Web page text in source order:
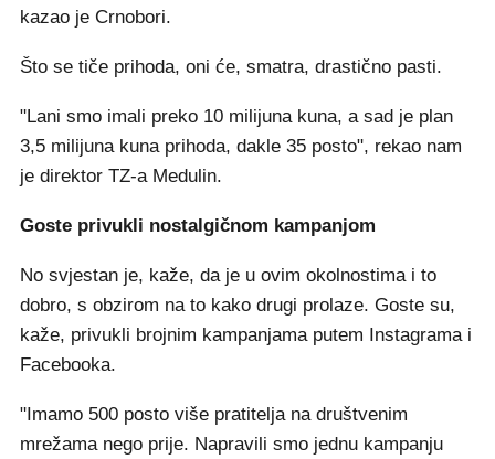
kazao je Crnobori.
Što se tiče prihoda, oni će, smatra, drastično pasti.
"Lani smo imali preko 10 milijuna kuna, a sad je plan
3,5 milijuna kuna prihoda, dakle 35 posto", rekao nam
je direktor TZ-a Medulin.
Goste privukli nostalgičnom kampanjom
No svjestan je, kaže, da je u ovim okolnostima i to
dobro, s obzirom na to kako drugi prolaze. Goste su,
kaže, privukli brojnim kampanjama putem Instagrama i
Facebooka.
"Imamo 500 posto više pratitelja na društvenim
mrežama nego prije. Napravili smo jednu kampanju